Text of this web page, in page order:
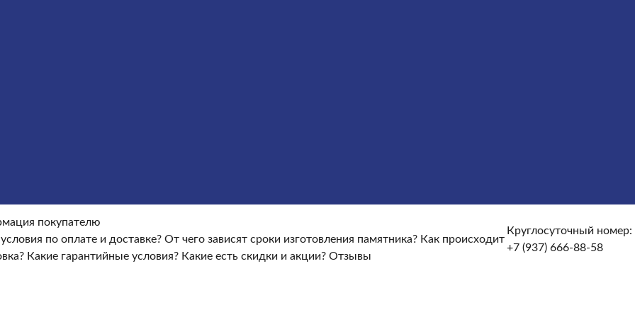
покупателю
по оплате и доставке? От чего зависят сроки изготовления памятника? Как происходит
Какие гарантийные условия? Какие есть скидки и акции? Отзывы
Круглосуточный номер:
+7 (937) 666-88-58